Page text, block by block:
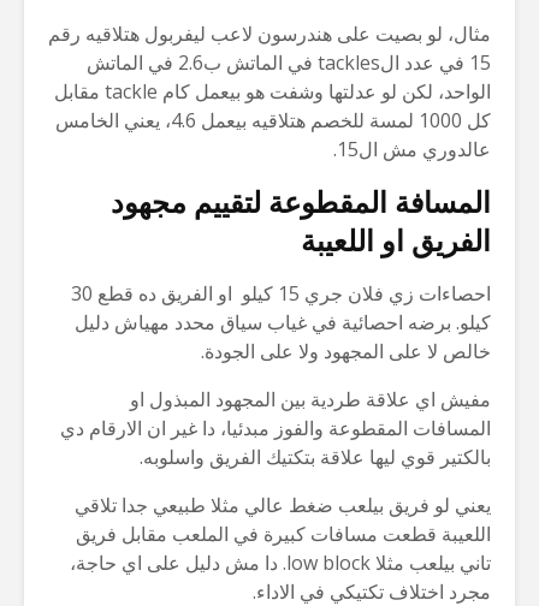
مثال، لو بصيت على هندرسون لاعب ليفربول هتلاقيه رقم
15 في عدد الtackles في الماتش ب2.6 في الماتش
الواحد، لكن لو عدلتها وشفت هو بيعمل كام tackle مقابل
كل 1000 لمسة للخصم هتلاقيه بيعمل 4.6، يعني الخامس
عالدوري مش ال15.
المسافة المقطوعة لتقييم مجهود
الفريق او اللعيبة
احصاءات زي فلان جري 15 كيلو او الفريق ده قطع 30
كيلو. برضه احصائية في غياب سياق محدد مهياش دليل
خالص لا على المجهود ولا على الجودة.
مفيش اي علاقة طردية بين المجهود المبذول او
المسافات المقطوعة والفوز مبدئيا، دا غير ان الارقام دي
بالكتير قوي ليها علاقة بتكتيك الفريق واسلوبه.
يعني لو فريق بيلعب ضغط عالي مثلا طبيعي جدا تلاقي
اللعيبة قطعت مسافات كبيرة في الملعب مقابل فريق
تاني بيلعب مثلا low block. دا مش دليل على اي حاجة،
مجرد اختلاف تكتيكي في الاداء.